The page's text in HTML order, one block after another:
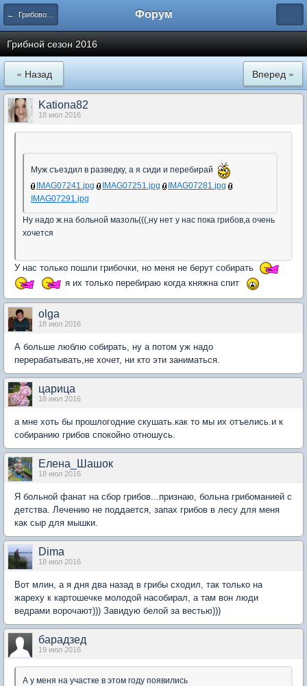
← Грибоводство Форум
Грибной сезон 2016
« Назад Вперед »
Kationa82
18 июл 2016
Муж съездил в разведку, а я сиди и перебирай
IMAG07241.jpg
IMAG07251.jpg
IMAG07281.jpg
IMAG07291.jpg
Ну надо ж.на больной мазоль(((,ну нет у нас пока грибов,а очень
хочется
У нас только пошли грибочки, но меня не берут собирать
я их только перебираю когда княжна спит
olga
18 июл 2016
А больше люблю собирать, ну а потом уж надо
перерабатывать,не хочет, ни кто эти заниматься.
царица
18 июл 2016
а мне хоть бы прошлогодние скушать.как то мы их отъелись.и к
собиранию грибов спокойно отношусь.
Елена_Шашок
18 июл 2016
Я больной фанат на сбор грибов...признаю, больна грибоманией с
детства. Лечению не поддается, запах грибов в лесу для меня
как сыр для мышки.
Dima
18 июл 2016
Вот млин, а я дня два назад в грибы сходил, так только на
жареху к картошечке молодой насобирал, а там вон люди
ведрами ворочают))) Завидую белой за вестью)))
барадзед
19 июл 2016
А у меня на участке в этом году появились